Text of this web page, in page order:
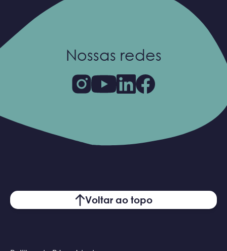
Nossas redes
Voltar ao topo